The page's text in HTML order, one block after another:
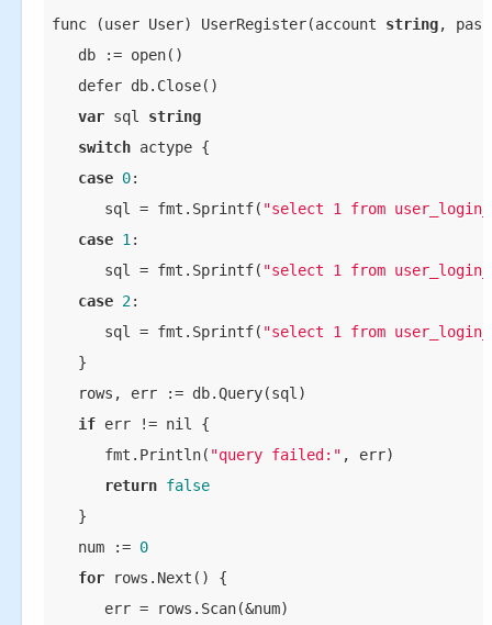
func (user User) UserRegister(account string,
db := open()
defer db.Close()
var sql string
switch actype {
case 0:
sql = fmt.Sprintf( "select 1 from
case 1:
sql = fmt.Sprintf( "select 1 from
case 2:
sql = fmt.Sprintf( "select 1 from
}
rows, err := db.Query(sql)
if err != nil {
fmt.Println( "query failed:" , err)
return false
}
num := 0
for rows.Next() {
err = rows.Scan(&num)